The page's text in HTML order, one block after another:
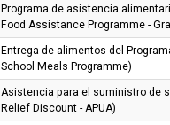
Programa de asistencia
Food Assistance Programme -
Entrega de alimentos del
School Meals Programme)
Asistencia para el suministro de
Relief Discount - APUA)